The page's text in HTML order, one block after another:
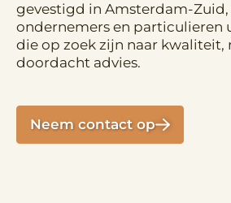
gevestigd in Amsterdam-
ondernemers en particulieren
die op zoek zijn naar kwaliteit,
doordacht advies.
Neem contact op